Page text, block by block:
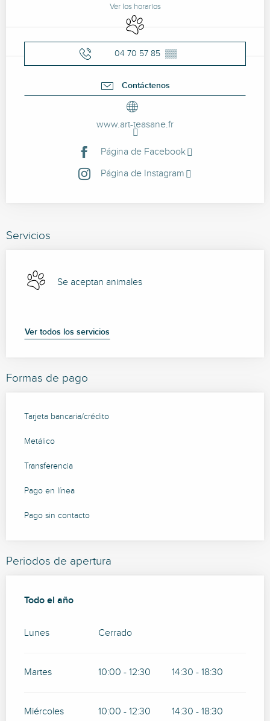
Ver los horarios
Se aceptan animales
04 70 57 85 ▒▒
Contáctenos
www.art-teasane.fr
Página de Facebook
Página de Instagram
Servicios
Se aceptan animales
Ver todos los servicios
Formas de pago
Tarjeta bancaria/crédito
Metálico
Transferencia
Pago en línea
Pago sin contacto
Periodos de apertura
Todo el año
Todo el año
Lunes Cerrado
Martes 10:00 - 12:30 14:30 - 18:30
Miércoles 10:00 - 12:30 14:30 - 18:30